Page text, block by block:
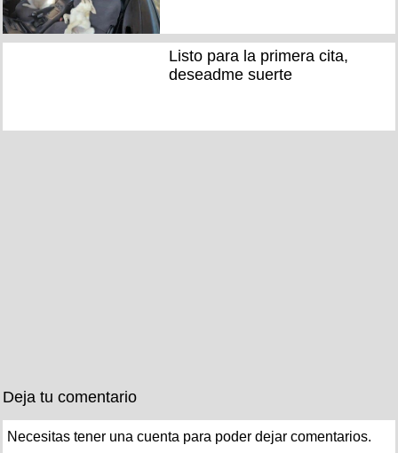
Listo para la primera cita,
deseadme suerte
Deja tu comentario
Necesitas tener una cuenta para poder dejar comentarios.